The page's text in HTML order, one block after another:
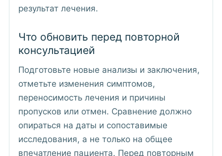
результат лечения.
Что обновить перед повторной
консультацией
Подготовьте новые анализы и заключения,
отметьте изменения симптомов,
переносимость лечения и причины
пропусков или отмен. Сравнение должно
опираться на даты и сопоставимые
исследования, а не только на общее
впечатление пациента. Перед повторным